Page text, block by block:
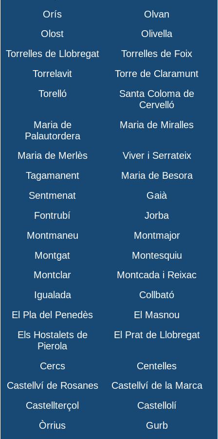
Orís
Olvan
Olost
Olivella
Torrelles de Llobregat
Torrelles de Foix
Torrelavit
Torre de Claramunt
Torelló
Santa Coloma de
Cervelló
Maria de
Palautordera
Maria de Miralles
Maria de Merlès
Viver i Serrateix
Tagamanent
Maria de Besora
Sentmenat
Gaià
Fontrubí
Jorba
Montmaneu
Montmajor
Montgat
Montesquiu
Montclar
Montcada i Reixac
Igualada
Collbató
El Pla del Penedès
El Masnou
Els Hostalets de
Pierola
El Prat de Llobregat
Cercs
Centelles
Castellví de Rosanes
Castellví de la Marca
Castellterçol
Castellolí
Òrrius
Gurb